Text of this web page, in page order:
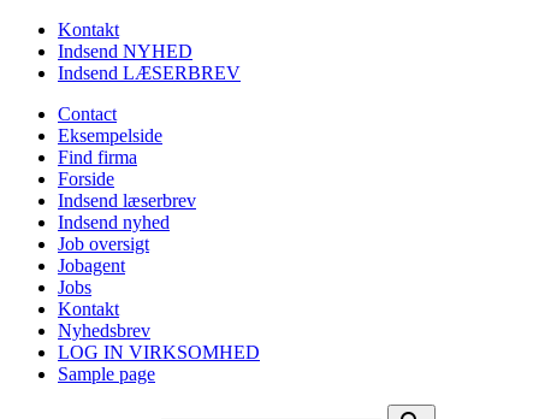
Kontakt
Indsend NYHED
Indsend LÆSERBREV
Contact
Eksempelside
Find firma
Forside
Indsend læserbrev
Indsend nyhed
Job oversigt
Jobagent
Jobs
Kontakt
Nyhedsbrev
LOG IN VIRKSOMHED
Sample page